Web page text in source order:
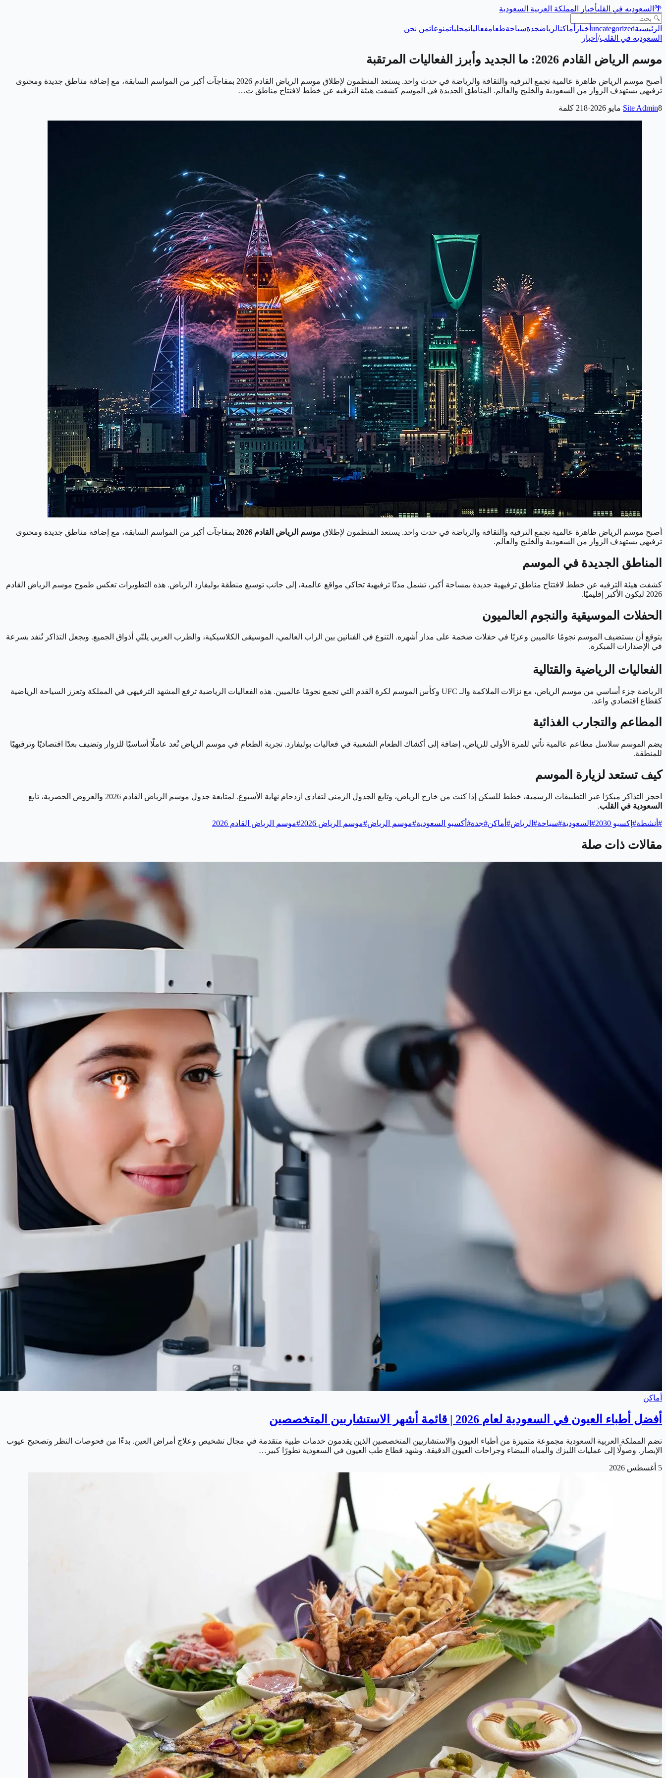
🌴 السعوديه في القلبأخبار المملكة العربية السعودية
الرئيسيةuncategorized أخبار أماكنالرياضجدةسياحةطعامفعالياتمحلياتمنوعاتمن نحن
السعوديه في القلب/ أخبار
موسم الرياض القادم 2026: ما الجديد وأبرز الفعاليات المرتقبة
أصبح موسم الرياض ظاهرة عالمية تجمع الترفيه والثقافة والرياضة في حدث واحد. يستعد المنظمون لإطلاق موسم الرياض القادم 2026 بمفاجآت أكبر من المواسم السابقة، مع إضافة مناطق جديدة ومحتوى
ترفيهي يستهدف الزوار من السعودية والخليج والعالم. المناطق الجديدة في الموسم كشفت هيئة الترفيه عن خطط لافتتاح مناطق ت…
Site Admin8 مايو 2026 ·
218 كلمة
أصبح موسم الرياض ظاهرة عالمية تجمع الترفيه والثقافة والرياضة في حدث واحد. يستعد المنظمون لإطلاق موسم الرياض القادم 2026
بمفاجآت أكبر من المواسم السابقة، مع إضافة مناطق جديدة ومحتوى
ترفيهي يستهدف الزوار من السعودية والخليج والعالم.
المناطق الجديدة في الموسم
كشفت هيئة الترفيه عن خطط لافتتاح مناطق ترفيهية جديدة بمساحة أكبر، تشمل مدنًا ترفيهية تحاكي مواقع عالمية، إلى جانب توسيع منطقة بوليفارد الرياض. هذه التطويرات تعكس طموح موسم الرياض القادم
2026 ليكون الأكبر إقليميًا.
الحفلات الموسيقية والنجوم العالميون
يتوقع أن يستضيف الموسم نجومًا عالميين وعربًا في حفلات ضخمة على مدار أشهره. التنوع في الفنانين بين الراب العالمي، الموسيقى الكلاسيكية، والطرب العربي يلبّي أذواق الجميع. ويجعل التذاكر تُنفد بسرعة
في الإصدارات المبكرة.
الفعاليات الرياضية والقتالية
الرياضة جزء أساسي من موسم الرياض، مع نزالات الملاكمة والـ UFC وكأس الموسم لكرة القدم التي تجمع نجومًا عالميين. هذه الفعاليات الرياضية ترفع المشهد الترفيهي في المملكة وتعزز السياحة الرياضية
كقطاع اقتصادي واعد.
المطاعم والتجارب الغذائية
يضم الموسم سلاسل مطاعم عالمية تأتي للمرة الأولى للرياض، إضافة إلى أكشاك الطعام الشعبية في فعاليات بوليفارد. تجربة الطعام في موسم الرياض تُعد عاملًا أساسيًا للزوار وتضيف بعدًا اقتصاديًا وترفيهيًا
للمنطقة.
كيف تستعد لزيارة الموسم
احجز التذاكر مبكرًا عبر التطبيقات الرسمية، خطط للسكن إذا كنت من خارج الرياض، وتابع الجدول الزمني لتفادي ازدحام نهاية الأسبوع. لمتابعة جدول موسم الرياض القادم 2026 والعروض الحصرية، تابع
السعودية في القلب.
# أنشطة# إكسبو 2030 # السعودية#سياحة# الرياض# أماكن#جدة# أكسبو السعودية#موسم الرياض#موسم الرياض 2026 #موسم الرياض القادم 2026
مقالات ذات صلة
أماكن
أفضل أطباء العيون في السعودية لعام 2026 | قائمة أشهر الاستشاريين المتخصصين
تضم المملكة العربية السعودية مجموعة متميزة من أطباء العيون والاستشاريين المتخصصين الذين يقدمون خدمات طبية متقدمة في مجال تشخيص وعلاج أمراض العين. بدءًا من فحوصات النظر وتصحيح عيوب
الإبصار. وصولًا إلى عمليات الليزك والمياه البيضاء وجراحات العيون الدقيقة. وشهد قطاع طب العيون في السعودية تطورًا كبير…
5 أغسطس 2026